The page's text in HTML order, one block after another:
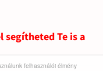
felhasználói élmény
segítheted Te is a